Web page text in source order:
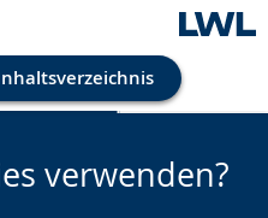
verwenden?